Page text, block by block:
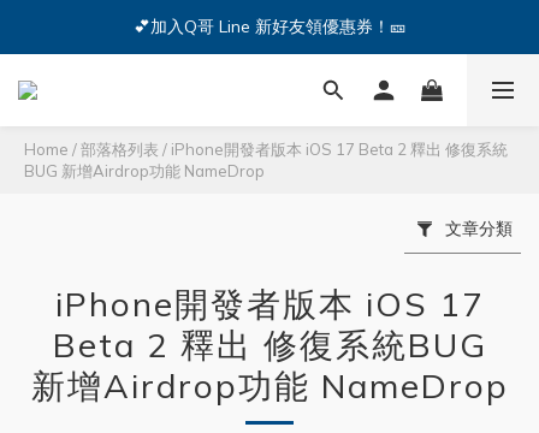
🔥iPhone 17 全系列熱銷中🔥點我購買 — !
💕加入Q哥 Line 新好友領優惠券！🎫
🔥iPhone 17 全系列熱銷中🔥點我購買 — !
Home /部落格列表 / iPhone開發者版本 iOS 17 Beta 2 釋出 修復系統
BUG 新增Airdrop功能 NameDrop
文章分類
iPhone開發者版本 iOS 17
Beta 2 釋出 修復系統BUG
新增Airdrop功能 NameDrop